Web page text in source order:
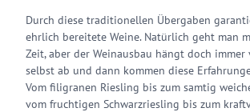
Durch diese traditionellen Übergaben
ehrlich bereitete Weine. Natürlich geht man
Zeit, aber der Weinausbau hängt doch immer
selbst ab und dann kommen diese
Vom filigranen Riesling bis zum samtig
vom fruchtigen Schwarzriesling bis zum